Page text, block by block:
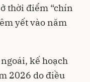
thời điểm “chín
yết vào năm
kế hoạch
2026 do điều